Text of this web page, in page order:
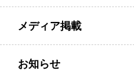
メディア掲載
お知らせ